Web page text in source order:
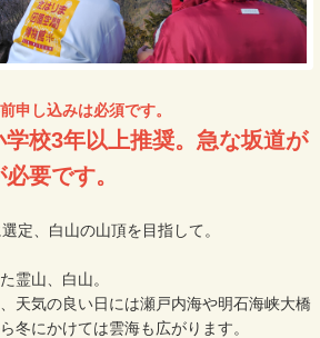
申し込みは必須です。
校3年以上推奨。急な坂道が
要です。
選定、白山の山頂を目指して。
霊山、白山。
天気の良い日には瀬戸内海や明石海峡大橋
冬にかけては雲海も広がります。